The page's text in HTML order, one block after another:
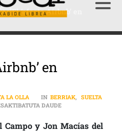
‘efecto Airbnb’ en
en
LA OLLA IN BERRIAK, SUELTA
DAUDE[:ES]EL ‘EFECTO
Campo y Jon Macías del